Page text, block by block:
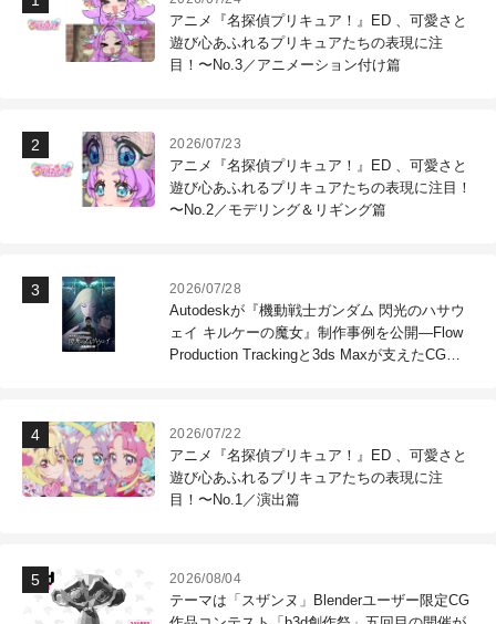
アニメ『名探偵プリキュア！』ED 、可愛さと
遊び心あふれるプリキュアたちの表現に注
目！〜No.3／アニメーション付け篇
2026/07/23
アニメ『名探偵プリキュア！』ED 、可愛さと
遊び心あふれるプリキュアたちの表現に注目！
〜No.2／モデリング＆リギング篇
2026/07/28
Autodeskが『機動戦士ガンダム 閃光のハサウ
ェイ キルケーの魔女』制作事例を公開―Flow
Production Trackingと3ds Maxが支えたCG制
2026/07/22
アニメ『名探偵プリキュア！』ED 、可愛さと
遊び心あふれるプリキュアたちの表現に注
目！〜No.1／演出篇
2026/08/04
テーマは「スザンヌ」Blenderユーザー限定CG